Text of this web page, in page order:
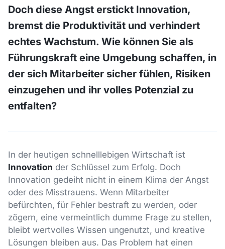
Doch diese Angst erstickt Innovation,
bremst die Produktivität und verhindert
echtes Wachstum. Wie können Sie als
Führungskraft eine Umgebung schaffen, in
der sich Mitarbeiter sicher fühlen, Risiken
einzugehen und ihr volles Potenzial zu
entfalten?
In der heutigen schnelllebigen Wirtschaft ist
Innovation der Schlüssel zum Erfolg. Doch
Innovation gedeiht nicht in einem Klima der Angst
oder des Misstrauens. Wenn Mitarbeiter
befürchten, für Fehler bestraft zu werden, oder
zögern, eine vermeintlich dumme Frage zu stellen,
bleibt wertvolles Wissen ungenutzt, und kreative
Lösungen bleiben aus. Das Problem hat einen